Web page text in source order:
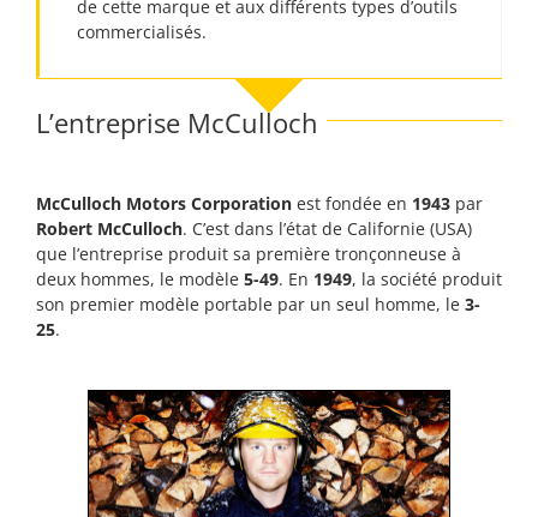
de cette marque et aux différents types d’outils
commercialisés.
L’entreprise McCulloch
McCulloch Motors Corporation est fondée en 1943 par
Robert McCulloch. C’est dans l’état de Californie (USA)
que l’entreprise produit sa première tronçonneuse à
deux hommes, le modèle 5-49. En 1949, la société produit
son premier modèle portable par un seul homme, le 3-
25.